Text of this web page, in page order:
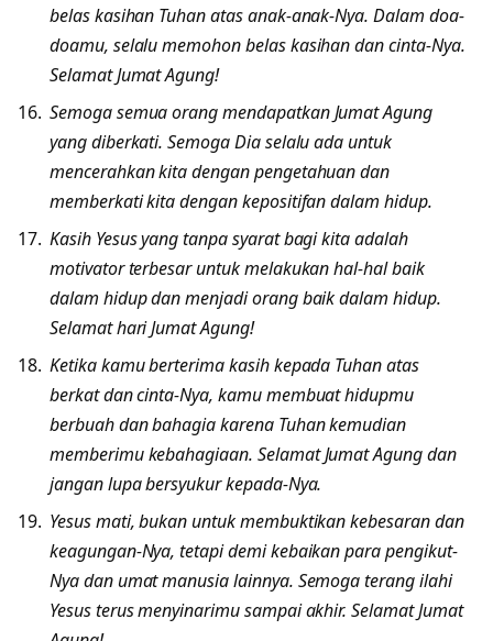
belas kasihan Tuhan atas anak-anak-Nya. Dalam doa-
doamu, selalu memohon belas kasihan dan cinta-Nya.
Selamat Jumat Agung!
Semoga semua orang mendapatkan Jumat Agung
yang diberkati. Semoga Dia selalu ada untuk
mencerahkan kita dengan pengetahuan dan
memberkati kita dengan kepositifan dalam hidup.
Kasih Yesus yang tanpa syarat bagi kita adalah
motivator terbesar untuk melakukan hal-hal baik
dalam hidup dan menjadi orang baik dalam hidup.
Selamat hari Jumat Agung!
Ketika kamu berterima kasih kepada Tuhan atas
berkat dan cinta-Nya, kamu membuat hidupmu
berbuah dan bahagia karena Tuhan kemudian
memberimu kebahagiaan. Selamat Jumat Agung dan
jangan lupa bersyukur kepada-Nya.
Yesus mati, bukan untuk membuktikan kebesaran dan
keagungan-Nya, tetapi demi kebaikan para pengikut-
Nya dan umat manusia lainnya. Semoga terang ilahi
Yesus terus menyinarimu sampai akhir. Selamat Jumat